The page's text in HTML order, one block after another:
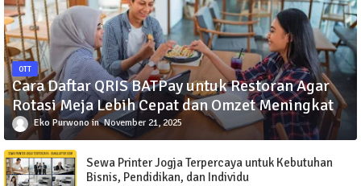
OTT
Cara Daftar QRIS BATPay untuk Restoran Agar
Rotasi Meja Lebih Cepat dan Omzet Meningkat
Eko Purwono November 21, 2025
Sewa Printer Jogja Terpercaya untuk Kebutuhan
Bisnis, Pendidikan, dan Individu